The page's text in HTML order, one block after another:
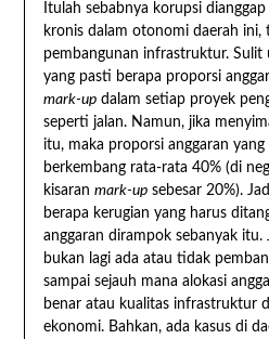
Itulah sebabnya korupsi
kronis dalam otonomi daerah ini,
pembangunan infrastruktur. Sulit
yang pasti berapa proporsi
mark-updalam setiap proyek
seperti jalan. Namun, jika
itu, maka proporsi anggaran yang
berkembang rata-rata 40% (di
kisaran mark-upsebesar 20%).
berapa kerugian yang harus
anggaran dirampok sebanyak itu.
bukan lagi ada atau tidak
sampai sejauh mana alokasi
benar atau kualitas infrastruktur
ekonomi. Bahkan, ada kasus di